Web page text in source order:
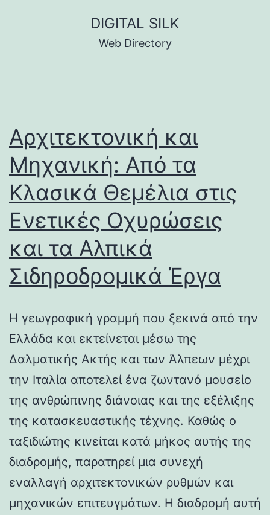
DIGITAL SILK
Web Directory
Αρχιτεκτονική και
Μηχανική: Από τα
Κλασικά Θεμέλια στις
Ενετικές Οχυρώσεις
και τα Αλπικά
Σιδηροδρομικά Έργα
Η γεωγραφική γραμμή που ξεκινά από την
Ελλάδα και εκτείνεται μέσω της
Δαλματικής Ακτής και των Άλπεων μέχρι
την Ιταλία αποτελεί ένα ζωντανό μουσείο
της ανθρώπινης διάνοιας και της εξέλιξης
της κατασκευαστικής τέχνης. Καθώς ο
ταξιδιώτης κινείται κατά μήκος αυτής της
διαδρομής, παρατηρεί μια συνεχή
εναλλαγή αρχιτεκτονικών ρυθμών και
μηχανικών επιτευγμάτων. Η διαδρομή αυτή